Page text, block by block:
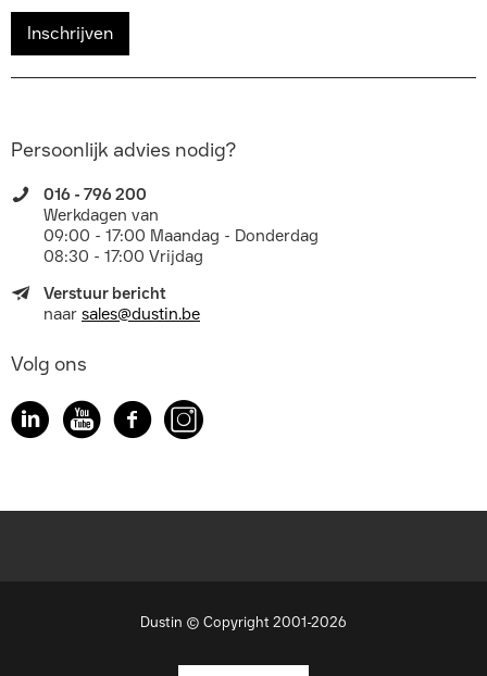
Inschrijven
Persoonlijk advies nodig?
016 - 796 200
Werkdagen van
09:00 - 17:00 Maandag - Donderdag
08:30 - 17:00 Vrijdag
Verstuur bericht
naar sales@dustin.be
Volg ons
Dustin © Copyright 2001-2026